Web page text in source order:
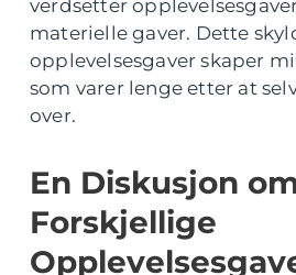
verdsetter
materielle gaver. Dette
opplevelsesgaver skaper
som varer lenge etter at
over.
En Diskusjon
Forskjellige